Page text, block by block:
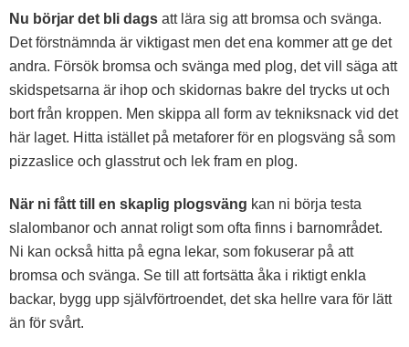
Nu börjar det bli dags att lära sig att bromsa och svänga.
Det förstnämnda är viktigast men det ena kommer att ge det
andra. Försök bromsa och svänga med plog, det vill säga att
skidspetsarna är ihop och skidornas bakre del trycks ut och
bort från kroppen. Men skippa all form av tekniksnack vid det
här laget. Hitta istället på metaforer för en plogsväng så som
pizzaslice och glasstrut och lek fram en plog.
När ni fått till en skaplig plogsväng kan ni börja testa
slalombanor och annat roligt som ofta finns i barnområdet.
Ni kan också hitta på egna lekar, som fokuserar på att
bromsa och svänga. Se till att fortsätta åka i riktigt enkla
backar, bygg upp självförtroendet, det ska hellre vara för lätt
än för svårt.